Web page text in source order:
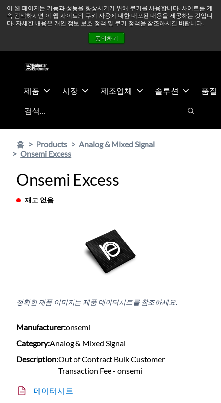
이 웹 페이지는 기능과 성능을 향상시키기 위해 쿠키를 사용합니다. 사이트를 계
속 검색하시면 이 웹 사이트의 쿠키 사용에 대한 내포된 내용을 제공하는 것입니
다. 자세한 내용은 개인 정보 보호 정책 및 쿠키 정책을 참조하시길 바랍니다.
동의하기
츠
건
중동 지역 상황을 지속적으로 주시하고 있으며, 모든 서비스는
정상적으로 운영되고 있습니다. 더 읽어보기 →
뉴스
문의하기
제품 시장 제조업체 솔루션
품질
검색
검색
홈 Products
Analog & Mixed Signal
Onsemi Excess
Onsemi Excess
재고 없음
정확한 제품 이미지는 제품 데이터시트를 참조하세요.
Manufacturer:onsemi
Category:Analog & Mixed Signal
Description:Out of Contract Bulk Customer
Transaction Fee - onsemi
데이터시트